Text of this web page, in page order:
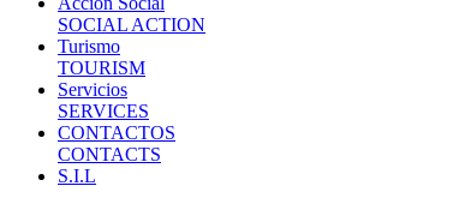
SOCIAL ACTION
Turismo
TOURISM
Servicios
SERVICES
CONTACTOS
CONTACTS
S.I.L